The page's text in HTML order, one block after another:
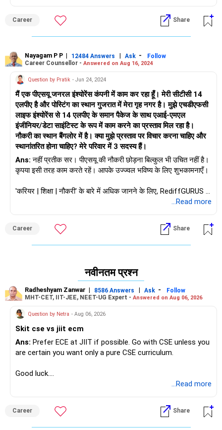
मेरी शुभकामना है कि आप सबसे अच्छे बनो!
Career Share
Nayagam P P | 12484 Answers | Ask -
Follow
Career Counsellor - Answered on Aug 16, 2024
Question by Pratik - Jun 24, 2024
मैं एक पीएसयू जनरल इंश्योरेंस कंपनी में काम कर रहा हूँ। मेरी सीटीसी 14
एलपीए है और पोस्टिंग का स्थान गुजरात में मेरा गृह नगर है। मुझे एचडीएफसी
लाइफ इंश्योरेंस से 14 एलपीए के समान पैकेज के साथ एआई-एमएल
इंजीनियर/डेटा साइंटिस्ट के रूप में काम करने का प्रस्ताव मिल रहा है।
नौकरी का स्थान बैंगलोर में है। क्या मुझे प्रस्ताव पर विचार करना चाहिए और
स्थानांतरित होना चाहिए? मेरे परिवार में 3 सदस्य हैं।
Ans: नहीं प्रतीक सर। पीएसयू की नौकरी छोड़ना बिल्कुल भी उचित नहीं है।
कृपया इसी तरह काम करते रहें। आपके उज्ज्वल भविष्य के लिए शुभकामनाएँ।
'करियर | शिक्षा | नौकरी' के बारे में अधिक जानने के लिए, RediffGURUS में
...Read more
Career Share
नवीनतम प्रश्न
Radheshyam Zanwar | 8586 Answers | Ask -
Follow
MHT-CET, IIT-JEE, NEET-UG Expert - Answered on Aug 06, 2026
Question by Netra - Aug 06, 2026
Skit cse vs jiit ecm
Ans: Prefer ECE at JIIT if possible. Go with CSE unless you
are certain you want only a pure CSE curriculum.
Good luck.
...Read more
Career Share